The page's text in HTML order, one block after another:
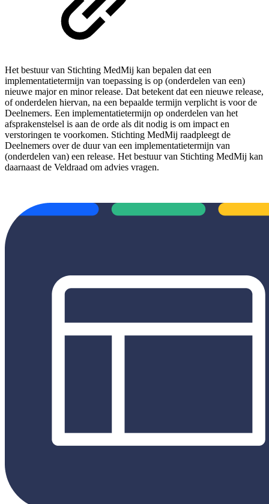
Het bestuur van Stichting MedMij kan bepalen dat een
implementatietermijn van toepassing is op (onderdelen van een)
nieuwe major en minor release. Dat betekent dat een nieuwe release,
of onderdelen hiervan, na een bepaalde termijn verplicht is voor de
Deelnemers. Een implementatietermijn op onderdelen van het
afsprakenstelsel is aan de orde als dit nodig is om impact en
verstoringen te voorkomen. Stichting MedMij raadpleegt de
Deelnemers over de duur van een implementatietermijn van
(onderdelen van) een release. Het bestuur van Stichting MedMij kan
daarnaast de Veldraad om advies vragen.